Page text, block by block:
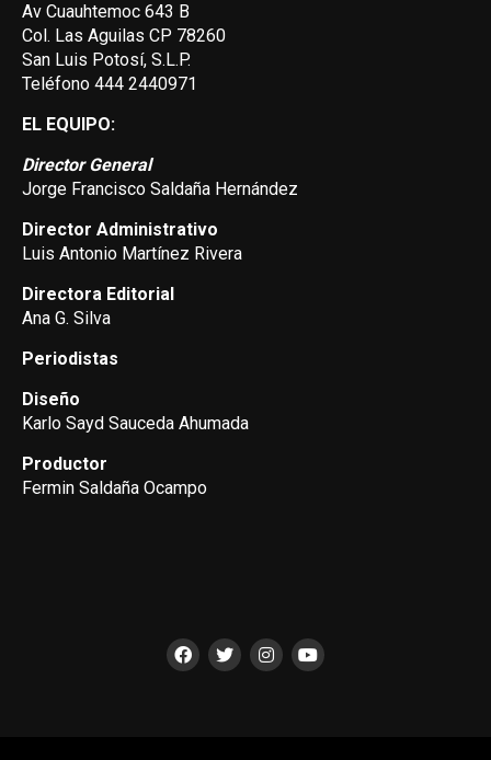
Av Cuauhtemoc 643 B
Col. Las Aguilas CP 78260
San Luis Potosí, S.L.P.
Teléfono 444 2440971
EL EQUIPO:
Director General
Jorge Francisco Saldaña Hernández
Director Administrativo
Luis Antonio Martínez Rivera
Directora Editorial
Ana G. Silva
Periodistas
Diseño
Karlo Sayd Sauceda Ahumada
Productor
Fermin Saldaña Ocampo